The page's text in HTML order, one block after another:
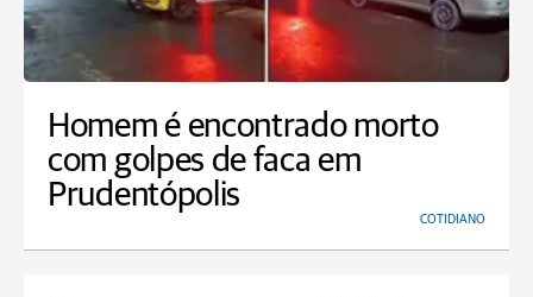
Homem é encontrado morto
com golpes de faca em
Prudentópolis
COTIDIANO